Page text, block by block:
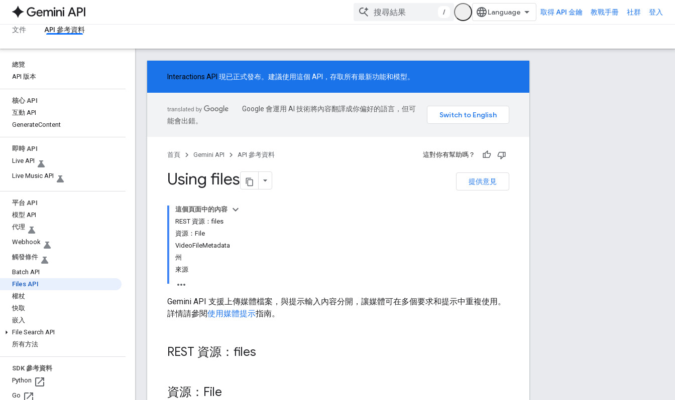
/ 取得 API 金鑰 教戰手冊 社群 登入
文件 API 參考資料
總覽
API 版本
核心 API
互動 API
GenerateContent
即時 API
Live API
Live Music API
平台 API
模型 API
代理
Webhook
觸發條件
Batch API
Files API
權杖
快取
嵌入
File Search API
所有方法
SDK 參考資料
Python
Go
Interactions API 現已正式發布。建議使用這個 API，存取所有最新功能和模型。
Google 會運用 AI 技術將內容翻譯成你偏好的語言，但可
能會出錯。
首頁 Gemini API API 參考資料 這對你有幫助嗎？
提供意見
Using files
這個頁面中的內容
REST 資源：files
資源：File
VideoFileMetadata
州
來源
Gemini API 支援上傳媒體檔案，與提示輸入內容分開，讓媒體可在多個要求和提示中重複使用。
詳情請參閱使用媒體提示指南。
REST 資源：files
資源：File